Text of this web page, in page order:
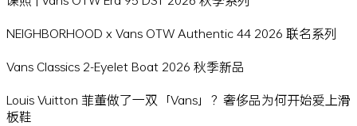
NEIGHBORHOOD x Vans OTW Authentic 44 2026 联名系列
Vans Classics 2-Eyelet Boat 2026 秋季新品
Louis Vuitton 菲董做了一双「Vans」？奢侈品为何开始爱上滑
板鞋